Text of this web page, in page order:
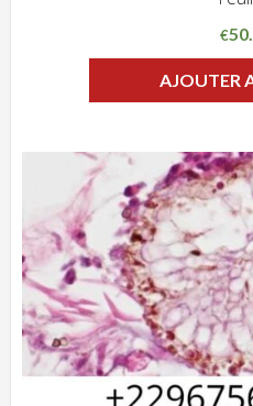
€
AJOUTER